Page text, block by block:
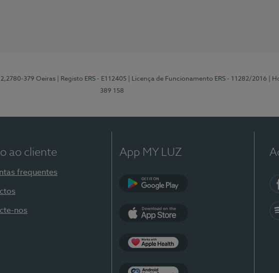
379 Oeiras | Registo ERS - E112405 | Licença de Funcionamento ERS - 11282/2016 |
389 158
ao cliente
frequentes
nos
App MY LUZ